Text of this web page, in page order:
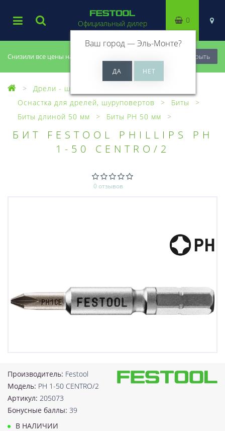
Снизили все цены на 20%, успей купить! Закрыть
Официальный дилер
Ваш город —Эль-Монте?
0
Дрели - шуруповерты
Оснастка для дрелей, шуруповертов
Биты
Биты длиной 50 мм
Биты PH 50 мм
БИТ FESTOOL PHILLIPS PH
1-50 CENTRO/2
0 отзывов
Производитель: Festool
Модель: PH 1-50 CENTRO/2
Артикул: 205073
Бонусные баллы: 39
В НАЛИЧИИ